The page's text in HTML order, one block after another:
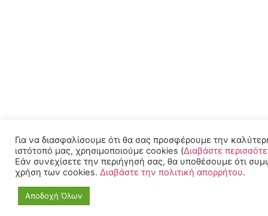
Για να διασφαλίσουμε ότι θα σας προσφέρουμε την
ιστότοπό μας, χρησιμοποιούμε cookies (Διαβάστε
Εάν συνεχίσετε την περιήγησή σας, θα υποθέσουμε ότι
χρήση των cookies. Διαβάστε την πολιτική απορρήτου.
Αποδοχή Όλων